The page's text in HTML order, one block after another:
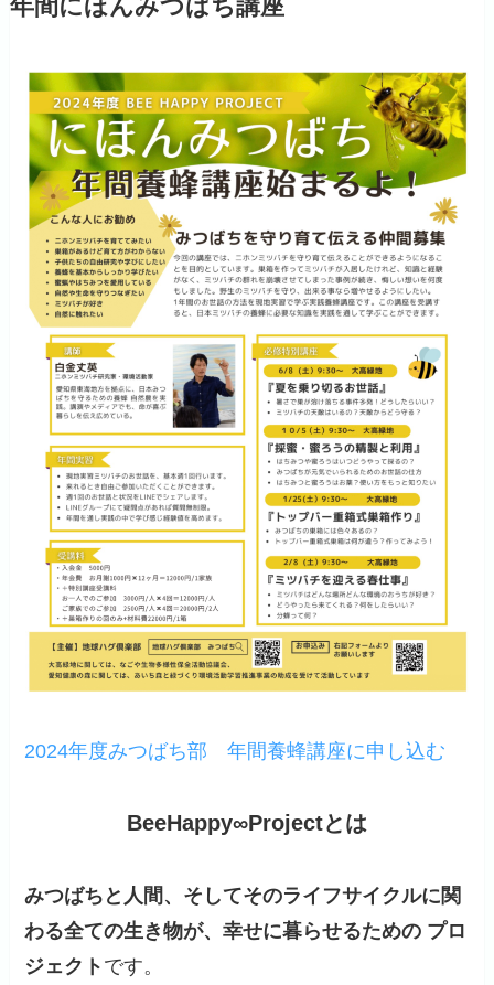
年間にほんみつばち講座
2024年度みつばち部 年間養蜂講座に申し込む
BeeHappy∞Projectとは
みつばちと人間、そしてそのライフサイクルに関
わる全ての生き物が、幸せに暮らせるための プロ
ジェクト です。